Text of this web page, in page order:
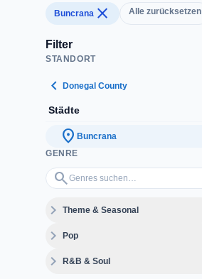
Buncrana close Alle zurücksetzen
Filter
STANDORT
chevron_left Donegal County
Städte
location_on Buncrana
GENRE
search
Genres suchen…
expand_moreTheme & Seasonal
expand_morePop
expand_moreR&B & Soul